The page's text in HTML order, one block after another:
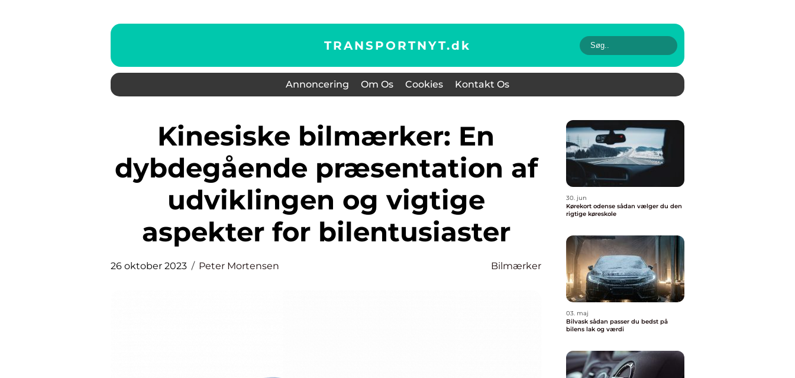
TRANSPORTNYT.dk
Annoncering Om Os Cookies Kontakt Os
Kinesiske bilmærker: En
dybdegående præsentation af
udviklingen og vigtige
aspekter for bilentusiaster
26 oktober 2023 Peter Mortensen Bilmærker
30. jun
Kørekort odense sådan vælger du den
rigtige køreskole
03. maj
Bilvask sådan passer du bedst på
bilens lak og værdi